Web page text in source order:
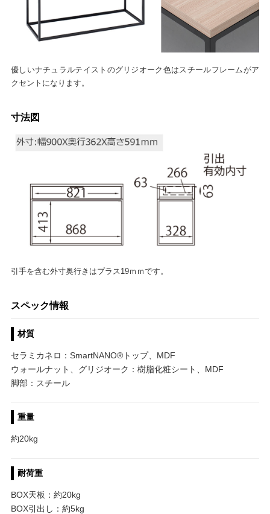
優しいナチュラルテイストのグリジオーク色はスチールフレームがア
クセントになります。
寸法図
引手を含む外寸奥行きはプラス19ｍｍです。
スペック情報
材質
セラミカネロ：SmartNANO®トップ、MDF
ウォールナット、グリジオーク：樹脂化粧シート、MDF
脚部：スチール
重量
約20kg
耐荷重
BOX天板：約20kg
BOX引出し：約5kg